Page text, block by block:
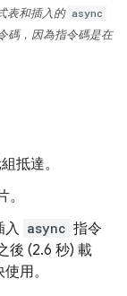
表和插入的 async
碼，因為指令碼是在
抵達。
入 async 指令
後 (2.6 秒) 載
用。